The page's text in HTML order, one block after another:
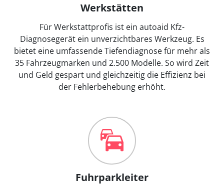
Werkstätten
Für Werkstattprofis ist ein autoaid Kfz-
Diagnosegerät ein unverzichtbares Werkzeug. Es
bietet eine umfassende Tiefendiagnose für mehr als
35 Fahrzeugmarken und 2.500 Modelle. So wird Zeit
und Geld gespart und gleichzeitig die Effizienz bei
der Fehlerbehebung erhöht.
Fuhrparkleiter